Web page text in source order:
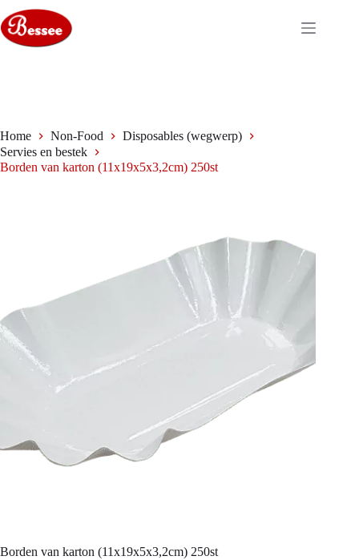
naar
de
inhoud
Home Non-Food
Disposables (wegwerp)
Servies en bestek
Borden van karton (11x19x5x3,2cm) 250st
Borden van karton (11x19x5x3,2cm) 250st